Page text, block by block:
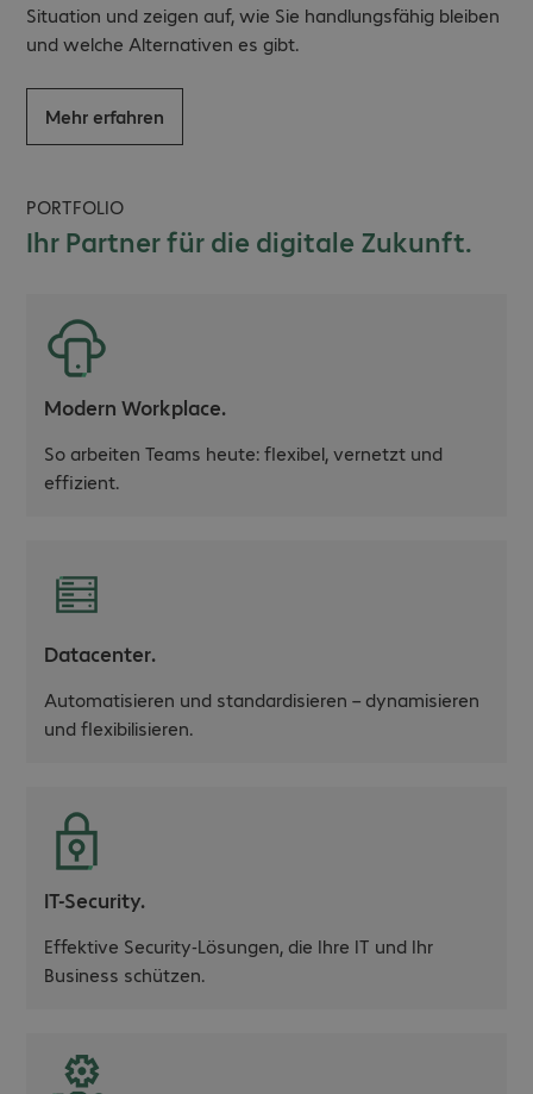
Situation und zeigen auf, wie Sie handlungsfähig bleiben
und welche Alternativen es gibt.
Mehr erfahren
PORTFOLIO
Ihr Partner für die digitale Zukunft.
Modern Workplace.
So arbeiten Teams heute: flexibel, vernetzt und
effizient.
Datacenter.
Automatisieren und standardisieren – dynamisieren
und flexibilisieren.
IT-Security.
Effektive Security-Lösungen, die Ihre IT und Ihr
Business schützen.